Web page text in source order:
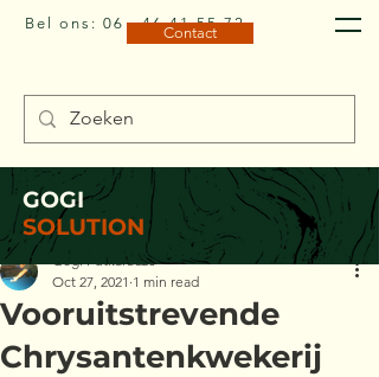
Bel ons: 06 - 46 41 55 72
Contact
GOGI
SOLUTION
Post
Vooruitstrevende
Chrysantenkwekerij
Gogi Putkaradze
Oct 27, 2021 1 min read